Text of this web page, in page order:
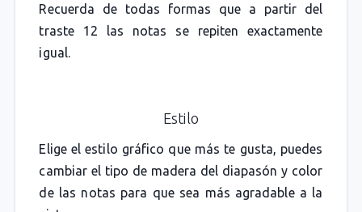
Recuerda de todas formas que a partir del
traste 12 las notas se repiten exactamente
igual.
Estilo
Elige el estilo gráfico que más te gusta, puedes
cambiar el tipo de madera del diapasón y color
de las notas para que sea más agradable a la